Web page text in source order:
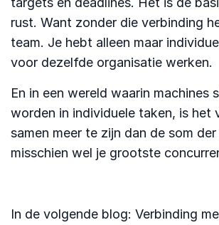
rust. Want zonder die verbinding
team. Je hebt alleen maar
voor dezelfde organisatie werken.
En in een wereld waarin machines
worden in individuele taken, is het
samen meer te zijn dan de som der
misschien wel je grootste
In de volgende blog: Verbinding